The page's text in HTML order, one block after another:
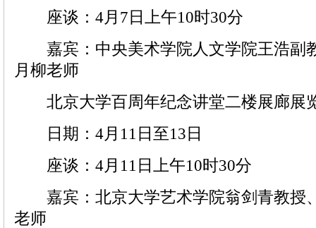
座谈：4月7日上午10时30分
嘉宾：中央美术学院人文学院王浩副
月柳老师
北京大学百周年纪念讲堂二楼展廊展
日期：4月11日至13日
座谈：4月11日上午10时30分
嘉宾：北京大学艺术学院翁剑青教授
老师